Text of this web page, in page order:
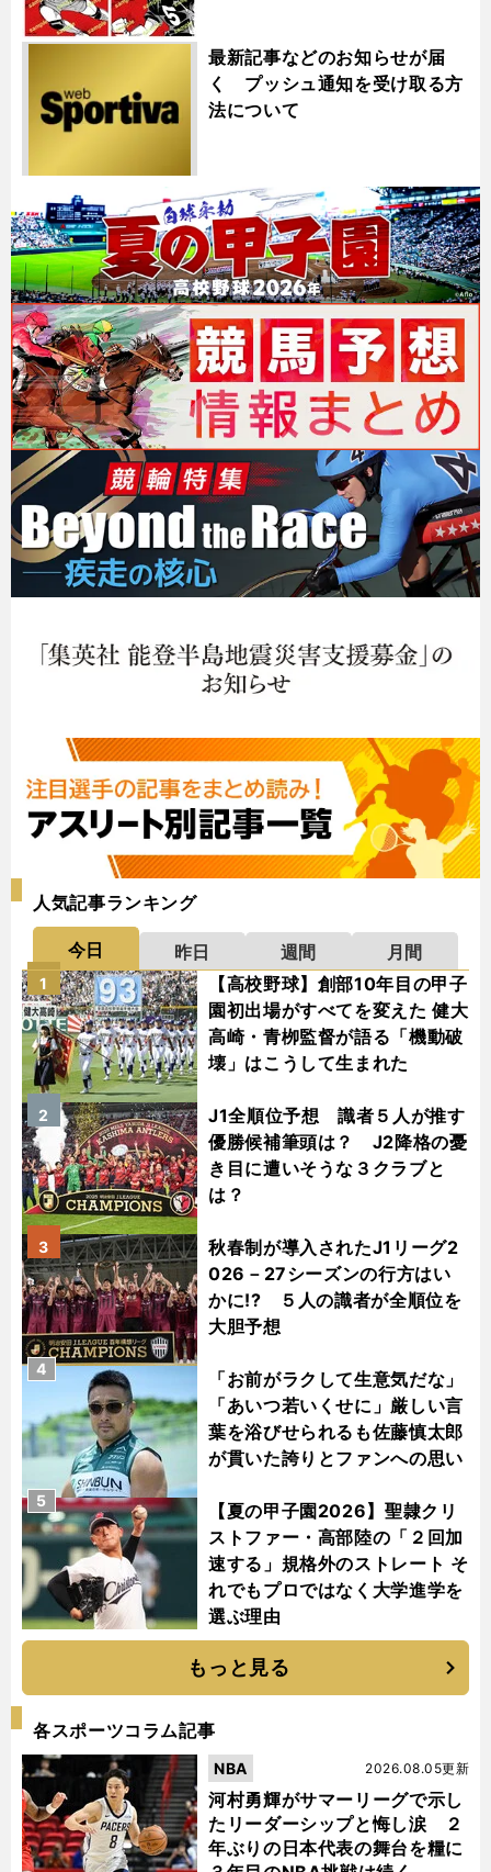
最新記事などのお知らせが届
く プッシュ通知を受け取る方
法について
人気記事ランキング
今日 昨日 週間
月間
【高校野球】創部10年目の甲子
園初出場がすべてを変えた 健大
高崎・青栁監督が語る「機動破
壊」はこうして生まれた
1
J1全順位予想 識者５人が推す
優勝候補筆頭は？ J2降格の憂
き目に遭いそうな３クラブと
は？
2
秋春制が導入されたJ1リーグ2
026－27シーズンの行方はい
かに!? ５人の識者が全順位を
大胆予想
3
「お前がラクして生意気だな」
「あいつ若いくせに」厳しい言
葉を浴びせられるも佐藤慎太郎
が貫いた誇りとファンへの思い
4
【夏の甲子園2026】聖隷クリ
ストファー・高部陸の「２回加
速する」規格外のストレート そ
れでもプロではなく大学進学を
選ぶ理由
5
もっと見る
各スポーツコラム記事
河村勇輝がサマーリーグで示し
たリーダーシップと悔し涙 ２
年ぶりの日本代表の舞台を糧に
2026.08.05更新
NBA